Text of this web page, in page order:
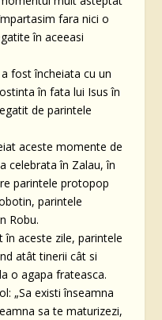
fara nici o
în aceeasi
fost încheiata cu un
în fata lui Isus în
de parintele
aceste momente de
celebrata în Zalau, în
parintele protopop
parintele
Robu.
aceste zile, parintele
atât tinerii cât si
o agapa frateasca.
„Sa existi înseamna
sa te maturizezi,